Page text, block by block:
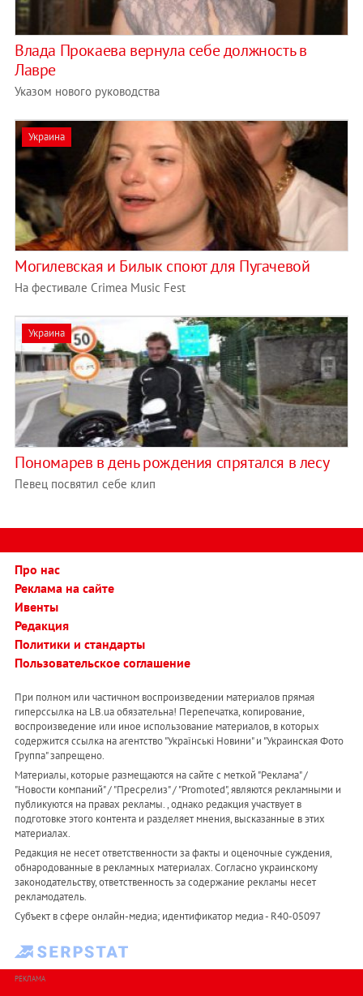
Влада Прокаева вернула себе должность в
Лавре
Указом нового руководства
Украина
Могилевская и Билык споют для Пугачевой
На фестивале Сrimea Music Fest
Украина
Пономарев в день рождения спрятался в лесу
Певец посвятил себе клип
Про нас
Реклама на сайте
Ивенты
Редакция
Политики и стандарты
Пользовательское соглашение
При полном или частичном воспроизведении материалов прямая
гиперссылка на LB.ua обязательна! Перепечатка, копирование,
воспроизведение или иное использование материалов, в которых
содержится ссылка на агентство "Українськi Новини" и "Украинская Фото
Группа" запрещено.
Материалы, которые размещаются на сайте с меткой "Реклама" /
"Новости компаний" / "Пресрелиз" / "Promoted", являются рекламными и
публикуются на правах рекламы. , однако редакция участвует в
подготовке этого контента и разделяет мнения, высказанные в этих
материалах.
Редакция не несет ответственности за факты и оценочные суждения,
обнародованные в рекламных материалах. Согласно украинскому
законодательству, ответственность за содержание рекламы несет
рекламодатель.
Субъект в сфере онлайн-медиа; идентификатор медиа - R40-05097
РЕКЛАМА